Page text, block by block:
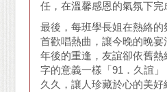
任，在溫馨感恩的氣氛下完
最後，每班學長姐在熱絡
首歡唱熱曲，讓今晚的晚
年後的重逢，友誼卻依舊
字的意義一樣「91．久誼
久久，讓人珍藏於心的美